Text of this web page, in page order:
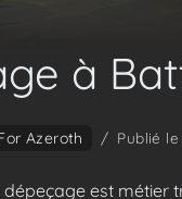
à
Azeroth / Publié le
dépeçage est métier